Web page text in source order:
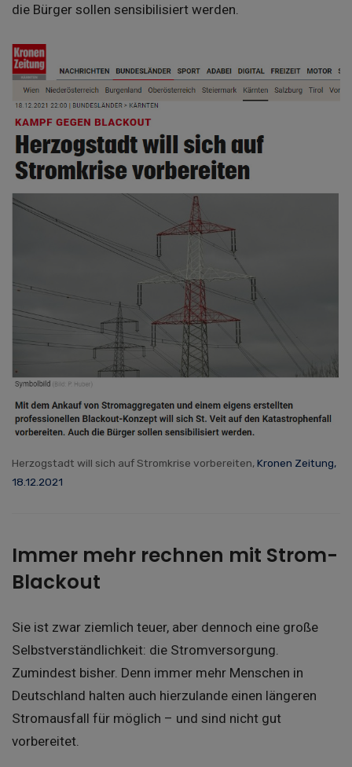
die Bürger sollen sensibilisiert werden.
Herzogstadt will sich auf Stromkrise vorbereiten,Kronen Zeitung,
18.12.2021
Immer mehr rechnen mit Strom-
Blackout
Sie ist zwar ziemlich teuer, aber dennoch eine große
Selbstverständlichkeit: die Stromversorgung.
Zumindest bisher. Denn immer mehr Menschen in
Deutschland halten auch hierzulande einen längeren
Stromausfall für möglich – und sind nicht gut
vorbereitet.